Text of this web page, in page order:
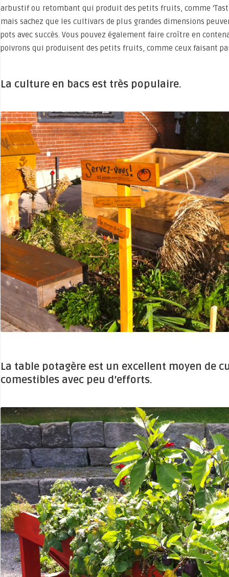
arbustif ou retombant qui produit des petits fruits, comme ‘Tasti
mais sachez que les cultivars de plus grandes dimensions
pots avec succès. Vous pouvez également faire croître en
poivrons qui produisent des petits fruits, comme ceux faisant
La culture en bacs est très populaire.
La table potagère est un excellent moyen de
comestibles avec peu d’efforts.